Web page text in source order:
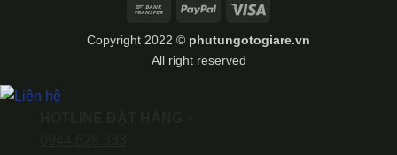
Bank
PayPal
Copyright 2022 © phutungotogiare.vn
All right reserved